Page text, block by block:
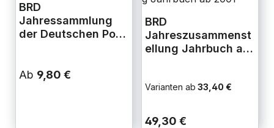
BRD
Jahressammlung
der Deutschen Post
Ab 9,80 €
BRD
Jahreszusammenst
ellung Jahrbuch ab
Varianten ab 33,40 €
49,30 €